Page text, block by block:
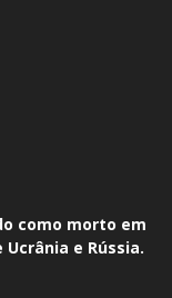
como morto em
e Rússia.